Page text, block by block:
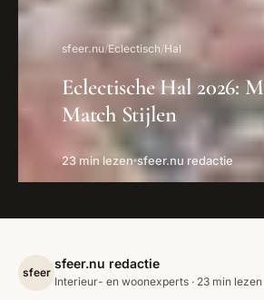
sfeer.nu/Eclectisch/Hal
Eclectische Hal 2026:
Match Stijlen
23 min lezen sfeer.nu redactie
sfeer
sfeer.nu redactie
Interieur- en woonexperts · 23 min lezen